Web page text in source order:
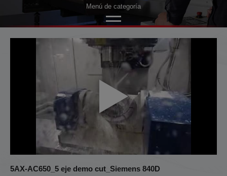
Stand en consideración de los clientes. El valor de
rendimiento de la máquina Akir Seiki puede resistir
Menú de categoría
Centro de mecanizado vertical
Centro de mecanizado de producción
Centro de mecanizado horizontal
Centro de torneado Otros
5AX-AC650_5 eje demo cut_Siemens 840D